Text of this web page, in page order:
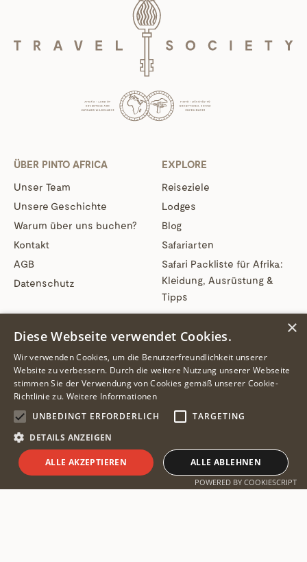
ÜBER PINTO AFRICA
Unser Team
Unsere Geschichte
Warum über uns buchen?
Kontakt
AGB
Datenschutz
EXPLORE
Reiseziele
Lodges
Blog
Safariarten
Safari Packliste für Afrika:
Kleidung, Ausrüstung &
Tipps
SAFARIS & REISEN
Kenia authentisch –
Samburu, Mara &
Nashörner
Südafrika exklusiv
Best of Sambia Safari
Exklusive Botswana Safari
Gehobene Big 5 Safari
KONTAKT
info@pintoafrica.com
Rudolf Schramm-Weg
Tirol, Österreich
Safari planen
×
Diese Webseite verwendet Cookies.
Wir verwenden Cookies, um die Benutzerfreundlichkeit unserer
Website zu verbessern. Durch die weitere Nutzung unserer Webseite
stimmen Sie der Verwendung von Cookies gemäß unserer Cookie-
Richtlinie zu. Weitere Informationen
UNBEDINGT ERFORDERLICH
TARGETING
DETAILS ANZEIGEN
ALLE AKZEPTIEREN ALLE ABLEHNEN
POWERED BY COOKIESCRIPT